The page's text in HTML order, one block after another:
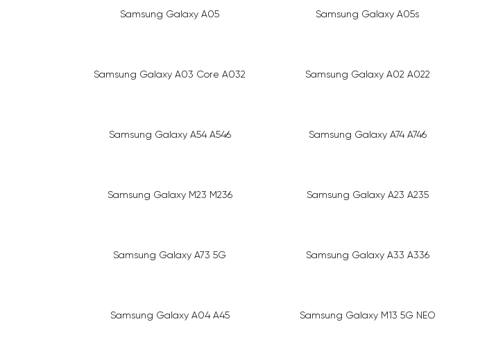
Samsung Galaxy A05 Samsung Galaxy A05s
Samsung Galaxy A03 Core A032 Samsung Galaxy A02 A022
Samsung Galaxy A54 A546 Samsung Galaxy A74 A746
Samsung Galaxy M23 M236 Samsung Galaxy A23 A235
Samsung Galaxy A73 5G Samsung Galaxy A33 A336
Samsung Galaxy A04 A45 Samsung Galaxy M13 5G NEO